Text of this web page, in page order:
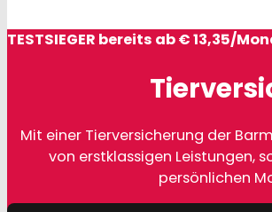
TESTSIEGER bereits ab € 13,35/
Mit einer Tierversicherung der
von erstklassigen Leistungen,
persönlichen